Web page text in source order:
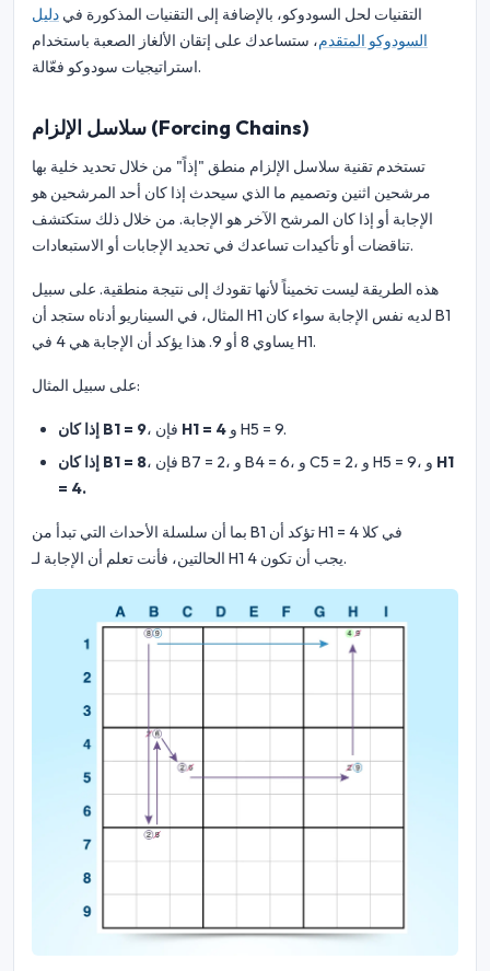
التقنيات لحل السودوكو، بالإضافة إلى التقنيات المذكورة في دليل
السودوكو المتقدم، ستساعدك على إتقان الألغاز الصعبة باستخدام
استراتيجيات سودوكو فعّالة.
سلاسل الإلزام (Forcing Chains)
تستخدم تقنية سلاسل الإلزام منطق "إذاً" من خلال تحديد خلية بها
مرشحين اثنين وتصميم ما الذي سيحدث إذا كان أحد المرشحين هو
الإجابة أو إذا كان المرشح الآخر هو الإجابة. من خلال ذلك ستكتشف
تناقضات أو تأكيدات تساعدك في تحديد الإجابات أو الاستبعادات.
هذه الطريقة ليست تخميناً لأنها تقودك إلى نتيجة منطقية. على سبيل
المثال، في السيناريو أدناه ستجد أن H1 لديه نفس الإجابة سواء كان B1
يساوي 8 أو 9. هذا يؤكد أن الإجابة هي 4 في H1.
على سبيل المثال:
إذا كان B1 = 9 H1 = 4
و H5 = 9.
إذا كان B1 = 8
H1
= 4.
بما أن سلسلة الأحداث التي تبدأ من B1 تؤكد أن H1 = 4 في كلا
الحالتين، فأنت تعلم أن الإجابة لـ H1 يجب أن تكون 4.